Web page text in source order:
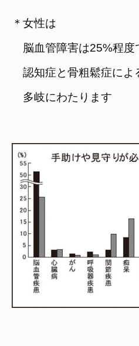
＊女性は
脳血管障害は25%程度
認知症と骨粗鬆症によ
多岐にわたります